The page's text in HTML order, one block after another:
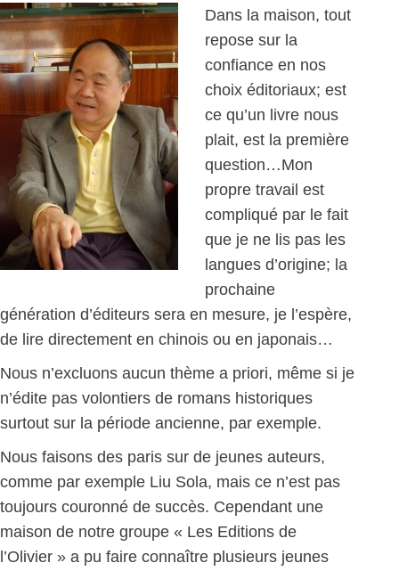
Dans la maison, tout
repose sur la
confiance en nos
choix éditoriaux; est
ce qu’un livre nous
plait, est la première
question…Mon
propre travail est
compliqué par le fait
que je ne lis pas les
langues d’origine; la
prochaine
génération d’éditeurs sera en mesure, je l’espère,
de lire directement en chinois ou en japonais…
Nous n’excluons aucun thème a priori, même si je
n’édite pas volontiers de romans historiques
surtout sur la période ancienne, par exemple.
Nous faisons des paris sur de jeunes auteurs,
comme par exemple Liu Sola, mais ce n’est pas
toujours couronné de succès. Cependant une
maison de notre groupe « Les Editions de
l’Olivier » a pu faire connaître plusieurs jeunes